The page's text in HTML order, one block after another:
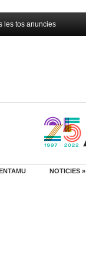
les tos anuncies
NOTICIES »